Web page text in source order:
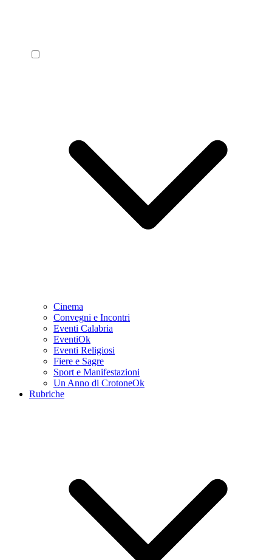
Cinema
Convegni e Incontri
Eventi Calabria
EventiOk
Eventi Religiosi
Fiere e Sagre
Sport e Manifestazioni
Un Anno di CrotoneOk
Rubriche